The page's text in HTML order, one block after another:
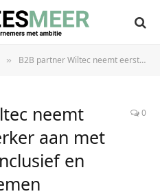
» B2B partner Wiltec neemt eerste medewerker aan met Open Hiring – inclusief en sociaal ondernemen
neemt
aan met
en
0